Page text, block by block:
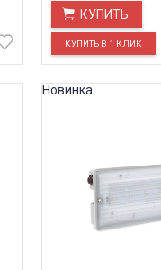
КУПИТЬ
Новинка